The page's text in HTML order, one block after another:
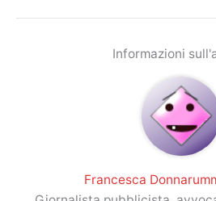
Informazioni
Francesca